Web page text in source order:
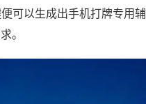
可以生成出手机打牌专用
。